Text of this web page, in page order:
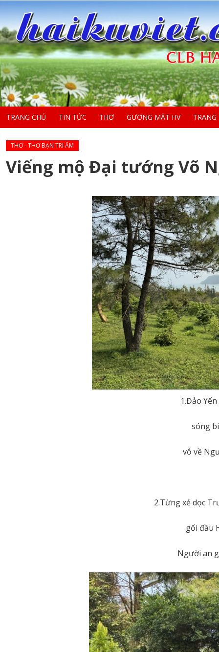
TRANG CHỦ TIN TỨC THƠ GƯƠNG MẶT HV
THƠ - THƠ BẠN TRI ÂM
Viếng mộ Đại tướng Võ
1.Đảo
sóng
vỗ về
2.Từng xẻ dọc
gối đầu
Người an